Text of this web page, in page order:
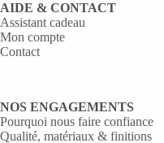
AIDE & CONTACT
Assistant cadeau
Mon compte
Contact
NOS ENGAGEMENTS
Pourquoi nous faire confiance
Qualité, matériaux & finitions